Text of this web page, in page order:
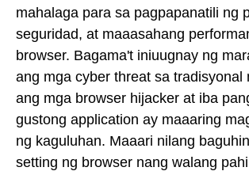
mahalaga para sa pagpapanatili ng
seguridad, at maaasahang
browser. Bagama't iniuugnay ng
ang mga cyber threat sa tradisyonal
ang mga browser hijacker at iba
gustong application ay maaaring
ng kaguluhan. Maaari nilang
setting ng browser nang walang